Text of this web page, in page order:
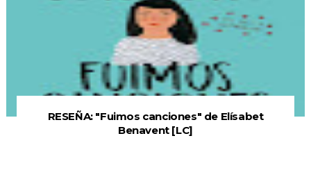
RESEÑA: "Fuimos canciones" de Elísabet
Benavent [LC]